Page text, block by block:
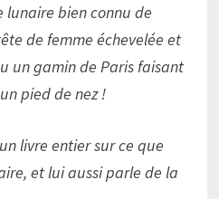
bien connu de
de femme échevelée et
un gamin de Paris faisant
pied de nez !
livre entier sur ce que
et lui aussi parle de la